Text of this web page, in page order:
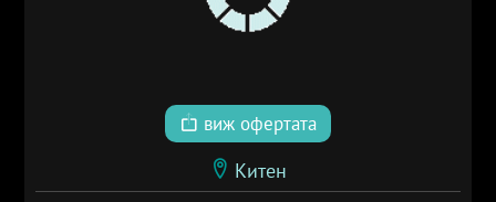
виж офертата
Китен